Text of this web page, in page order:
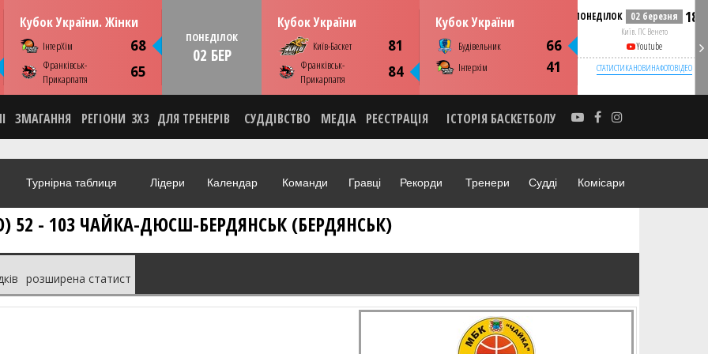
Кубок України. Жінки
ІнтерХім 68
Франківськ-
Прикарпаття
65
НЕДІЛЮ 01 березня 16:00
Київ. ПС Венето
СТАТИСТИКАНОВИНА
ПОНЕДІЛОК
02 БЕР
Кубок України
Київ-Баскет 81
Франківськ-
Прикарпаття
84
ПОНЕДІЛОК 02 березня
Київ. ПС Венето
Youtube
СТАТИСТИКАНОВИНА
Кубок України
Будівельник 66
Інтерхім 41
ПОНЕДІЛОК 02 березня
Київ. ПС Венето
Youtube
СТАТИСТИКАНОВИНАФОТОВІДЕО
ЗМАГАННЯ РЕГІОНИ 3X3 ДЛЯ ТРЕНЕРІВ СУДДІВСТВО МЕДІА РЕЄСТРАЦІЯ ІСТОРІЯ БАСКЕТБОЛУ
Турнірна таблиця Лідери Календар Команди Гравці Рекорди Тренери Судді Комісари
- 103 ЧАЙКА-ДЮСШ-БЕРДЯНСЬК (БЕРДЯНСЬК)
розширена статист